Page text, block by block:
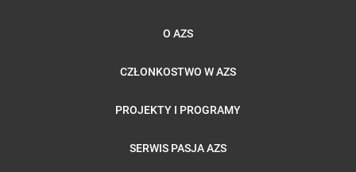
O AZS
CZŁONKOSTWO W AZS
PROJEKTY I PROGRAMY
SERWIS PASJA AZS